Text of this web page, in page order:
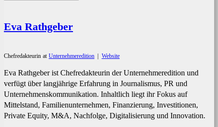
Eva Rathgeber
Chefredakteurin at Unternehmeredition | Website
Eva Rathgeber ist Chefredakteurin der Unternehmeredition und
verfügt über langjährige Erfahrung in Journalismus, PR und
Unternehmenskommunikation. Inhaltlich liegt ihr Fokus auf
Mittelstand, Familienunternehmen, Finanzierung, Investitionen,
Private Equity, M&A, Nachfolge, Digitalisierung und Innovation.